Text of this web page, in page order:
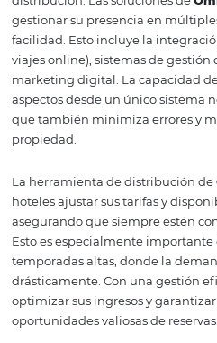
adaptarse rápidamente a
ayuda de Omnibees , los
ofertas en tiempo real,
comportamiento de los
fundamental en un entorno
cambiar de la noche a la
Omnibees
Uno de los aspectos más